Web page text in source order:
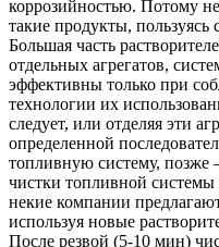
коррозийностью. Потому
такие продукты, пользуясь
Большая часть
отдельных агрегатов,
эффективны только при
технологии их
следует, или отделяя эти
определенной
топливную систему, позже
чистки топливной системы
некие компании
используя новые
После резвой (5-10 мин)